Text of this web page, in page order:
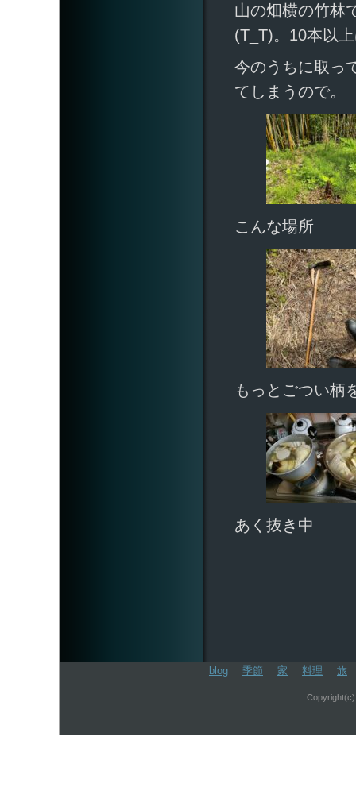
山の畑横の竹林
(T_T)。10本以
今のうちに取っ
てしまうので。
こんな場所
もっとごつい柄
あく抜き中
blog 季節 家 料理 旅